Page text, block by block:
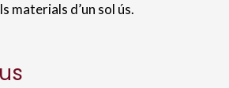
materials d’un sol ús.